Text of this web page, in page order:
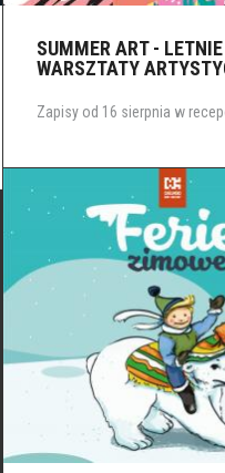
SUMMER ART - LETNIE
WARSZTATY
Zapisy od 16 sierpnia w